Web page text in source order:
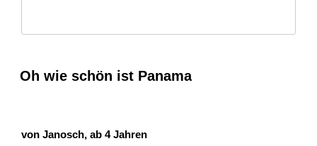
Oh wie schön ist Panama
von Janosch, ab 4 Jahren